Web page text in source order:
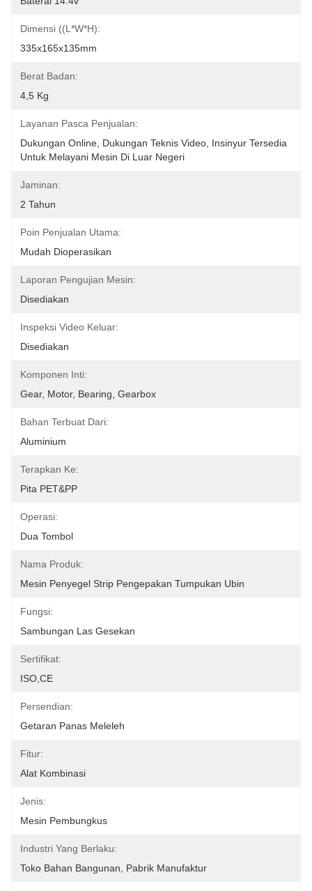
Dimensi ((L*W*H):
335x165x135mm
Berat Badan:
4,5 Kg
Layanan Pasca Penjualan:
Dukungan Online, Dukungan Teknis Video, Insinyur Tersedia
Untuk Melayani Mesin Di Luar Negeri
Jaminan:
2 Tahun
Poin Penjualan Utama:
Mudah Dioperasikan
Laporan Pengujian Mesin:
Disediakan
Inspeksi Video Keluar:
Disediakan
Komponen Inti:
Gear, Motor, Bearing, Gearbox
Bahan Terbuat Dari:
Aluminium
Terapkan Ke:
Pita PET&PP
Operasi:
Dua Tombol
Nama Produk:
Mesin Penyegel Strip Pengepakan Tumpukan Ubin
Fungsi:
Sambungan Las Gesekan
Sertifikat:
ISO,CE
Persendian:
Getaran Panas Meleleh
Fitur:
Alat Kombinasi
Jenis:
Mesin Pembungkus
Industri Yang Berlaku:
Toko Bahan Bangunan, Pabrik Manufaktur